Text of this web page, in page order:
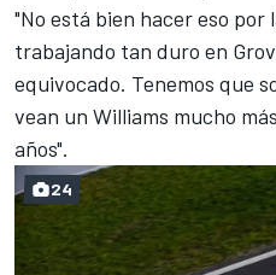
"No está bien hacer eso por
trabajando tan duro en
equivocado. Tenemos que
vean un Williams mucho
años".
24